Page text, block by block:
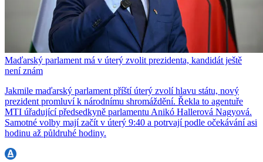
Maďarský parlament má v úterý zvolit prezidenta, kandidát ještě
není znám
Jakmile maďarský parlament příští úterý zvolí hlavu státu, nový
prezident promluví k národnímu shromáždění. Řekla to agentuře
MTI úřadující předsedkyně parlamentu Anikó Hallerová Nagyová.
Samotné volby mají začít v úterý 9:40 a potrvají podle očekávání asi
hodinu až půldruhé hodiny.